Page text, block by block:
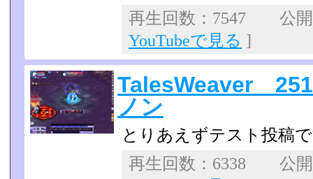
再生回数：7547 公
YouTubeで見る ]
TalesWeaver
ノン
とりあえずテスト投稿
再生回数：6338 公